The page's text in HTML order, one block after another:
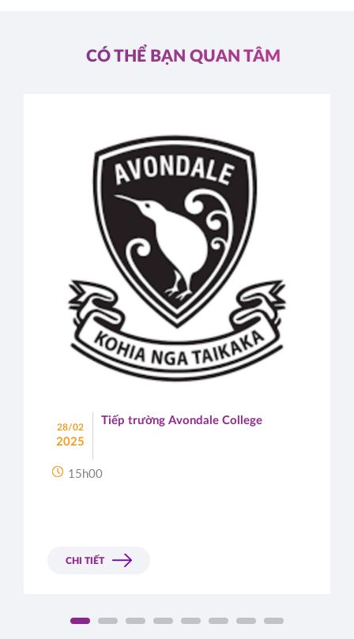
CÓ THỂ BẠN QUAN TÂM
28/02
2025
Tiếp trường Avondale College
15h00
CHI TIẾT